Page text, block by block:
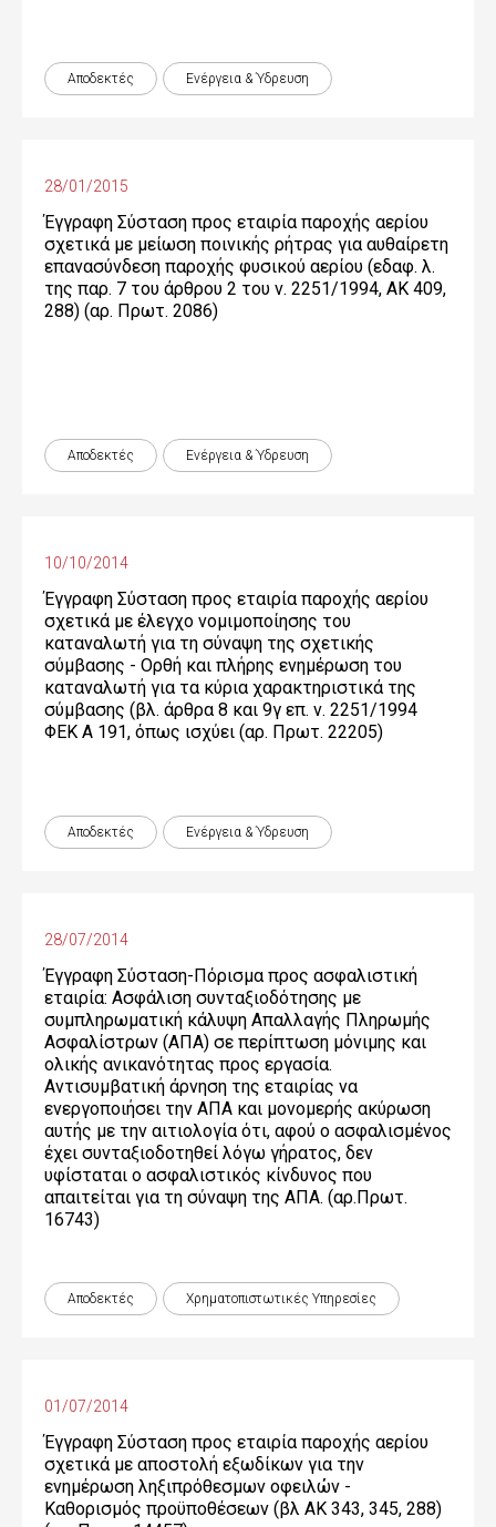
Αποδεκτές Ενέργεια & Ύδρευση
28/01/2015
Έγγραφη Σύσταση προς εταιρία παροχής αερίου
σχετικά με μείωση ποινικής ρήτρας για αυθαίρετη
επανασύνδεση παροχής φυσικού αερίου (εδαφ. λ.
της παρ. 7 του άρθρου 2 του ν. 2251/1994, ΑΚ 409,
288) (αρ. Πρωτ. 2086)
Αποδεκτές Ενέργεια & Ύδρευση
10/10/2014
Έγγραφη Σύσταση προς εταιρία παροχής αερίου
σχετικά με έλεγχο νομιμοποίησης του
καταναλωτή για τη σύναψη της σχετικής
σύμβασης - Ορθή και πλήρης ενημέρωση του
καταναλωτή για τα κύρια χαρακτηριστικά της
σύμβασης (βλ. άρθρα 8 και 9γ επ. ν. 2251/1994
ΦΕΚ Α 191, όπως ισχύει (αρ. Πρωτ. 22205)
Αποδεκτές Ενέργεια & Ύδρευση
28/07/2014
Έγγραφη Σύσταση-Πόρισμα προς ασφαλιστική
εταιρία: Ασφάλιση συνταξιοδότησης με
συμπληρωματική κάλυψη Απαλλαγής Πληρωμής
Ασφαλίστρων (ΑΠΑ) σε περίπτωση μόνιμης και
ολικής ανικανότητας προς εργασία.
Αντισυμβατική άρνηση της εταιρίας να
ενεργοποιήσει την ΑΠΑ και μονομερής ακύρωση
αυτής με την αιτιολογία ότι, αφού ο ασφαλισμένος
έχει συνταξιοδοτηθεί λόγω γήρατος, δεν
υφίσταται ο ασφαλιστικός κίνδυνος που
απαιτείται για τη σύναψη της ΑΠΑ. (αρ.Πρωτ.
16743)
Αποδεκτές Χρηματοπιστωτικές Yπηρεσίες
01/07/2014
Έγγραφη Σύσταση προς εταιρία παροχής αερίου
σχετικά με αποστολή εξωδίκων για την
ενημέρωση ληξιπρόθεσμων οφειλών -
Καθορισμός προϋποθέσεων (βλ ΑΚ 343, 345, 288)